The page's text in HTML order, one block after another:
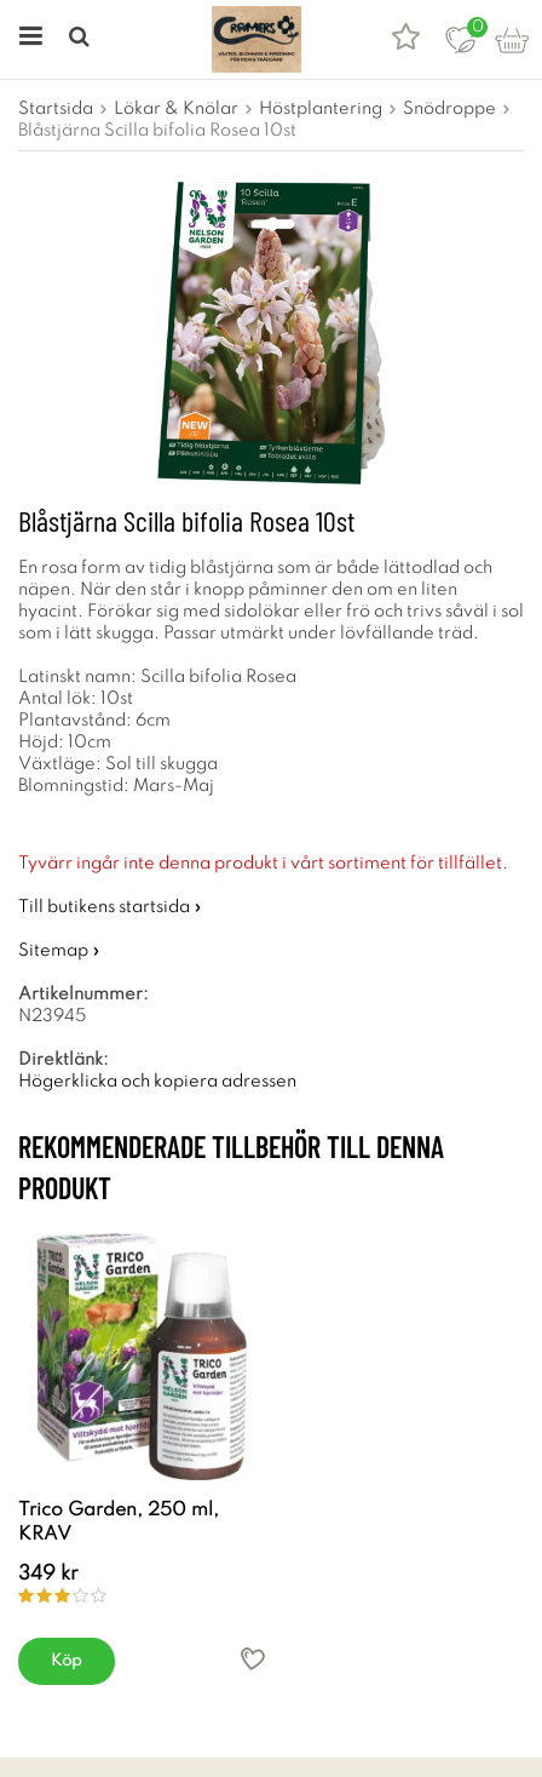
0
Startsida Lökar & Knölar Höstplantering
Snödroppe
Blåstjärna Scilla bifolia Rosea 10st
Blåstjärna Scilla bifolia Rosea 10st
En rosa form av tidig blåstjärna som är både lättodlad och
näpen. När den står i knopp påminner den om en liten
hyacint. Förökar sig med sidolökar eller frö och trivs såväl i sol
som i lätt skugga. Passar utmärkt under lövfällande träd.
Latinskt namn: Scilla bifolia Rosea
Antal lök: 10st
Plantavstånd: 6cm
Höjd: 10cm
Växtläge: Sol till skugga
Blomningstid: Mars-Maj
Tyvärr ingår inte denna produkt i vårt sortiment för tillfället.
Till butikens startsida »
Sitemap »
Artikelnummer:
N23945
Direktlänk:
Högerklicka och kopiera adressen
REKOMMENDERADE TILLBEHÖR TILL DENNA
PRODUKT
Trico Garden, 250 ml,
KRAV
349 kr
Köp